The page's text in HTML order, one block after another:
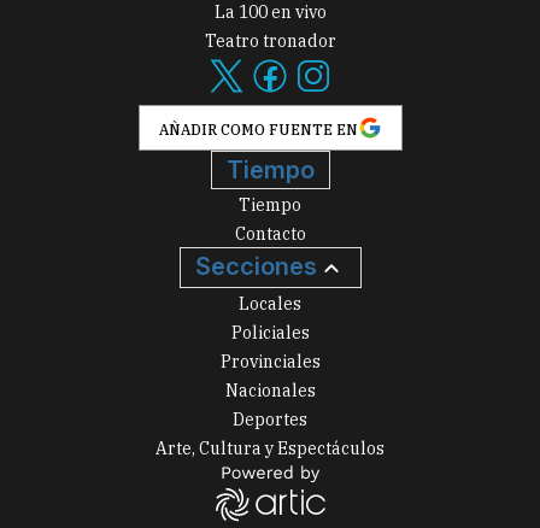
La 100 en vivo
Teatro tronador
AÑADIR COMO FUENTE EN
Tiempo
Tiempo
Contacto
Secciones
Locales
Policiales
Provinciales
Nacionales
Deportes
Arte, Cultura y Espectáculos